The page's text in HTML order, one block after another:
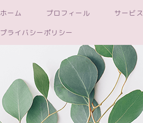
ホーム プロフィール サービス
プライバシーポリシー